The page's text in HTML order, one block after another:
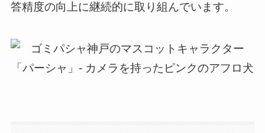
答精度の向上に継続的に取り組んでいます。